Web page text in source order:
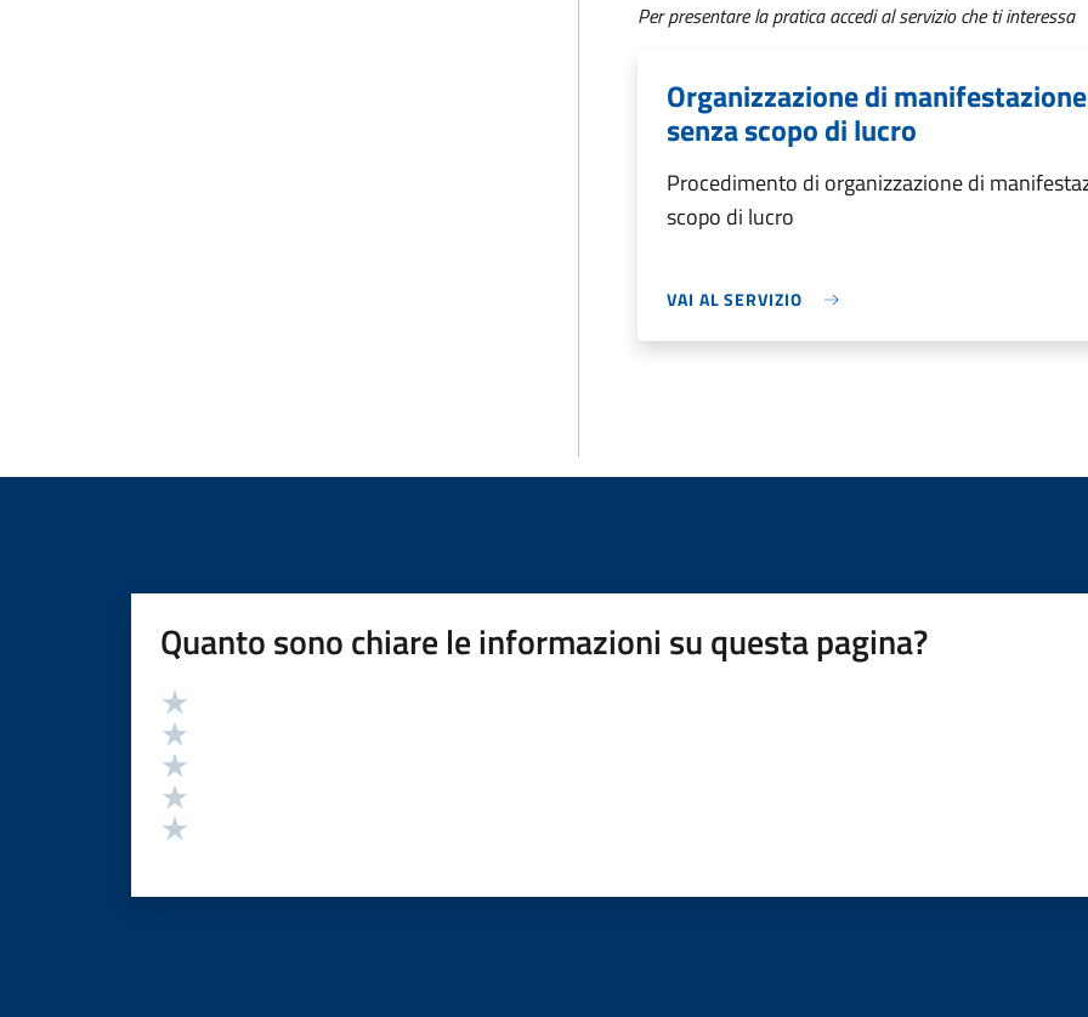
Per presentare la pratica accedi al servizio che ti interessa
Organizzazione di
senza scopo di lucro
Procedimento di organizzazione di
scopo di lucro
VAI AL SERVIZIO
Quanto sono chiare le informazioni su questa pagina?
Valutazione